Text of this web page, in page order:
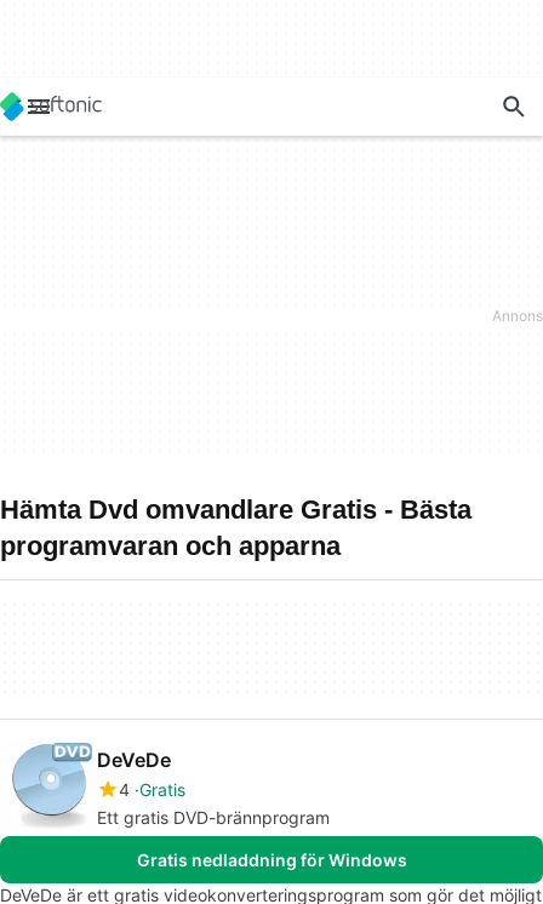
Hämta Dvd omvandlare Gratis - Bästa
programvaran och apparna
DeVeDe
4 Gratis
Ett gratis DVD-brännprogram
Gratis nedladdning för Windows
DeVeDe är ett gratis videokonverteringsprogram som gör det möjligt